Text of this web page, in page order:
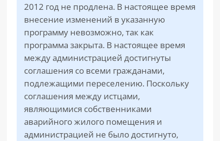
2012 год не продлена. В настоящее время
внесение изменений в указанную
программу невозможно, так как
программа закрыта. В настоящее время
между администрацией достигнуты
соглашения со всеми гражданами,
подлежащими переселению. Поскольку
соглашения между истцами,
являющимися собственниками
аварийного жилого помещения и
администрацией не было достигнуто,